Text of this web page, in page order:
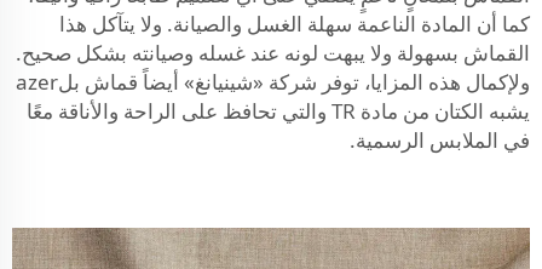
كما أن المادة الناعمة سهلة الغسل والصيانة. ولا يتآكل هذا
القماش بسهولة ولا يبهت لونه عند غسله وصيانته بشكل صحيح.
ولإكمال هذه المزايا، توفر شركة «شينيانغ» أيضاً
قماش بلazer
يشبه الكتان من مادة TR
والتي تحافظ على الراحة والأناقة معًا
في الملابس الرسمية.